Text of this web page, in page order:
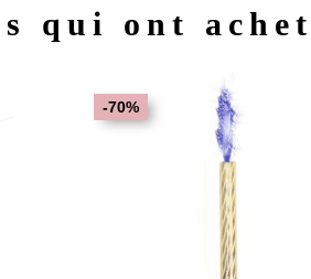
qui ont
-70%